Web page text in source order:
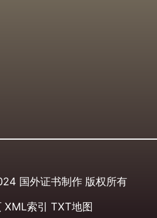
国外证书制作 版权所有
XML索引 TXT地图